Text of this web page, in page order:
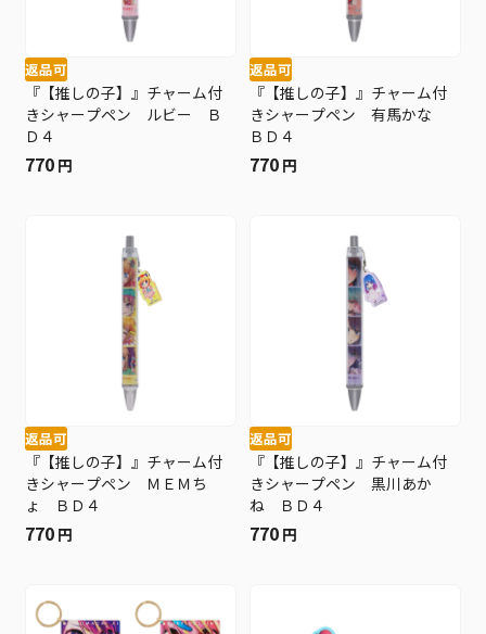
返品可
『【推しの子】』チャーム付
きシャープペン ルビー Ｂ
Ｄ４
770 円
返品可
『【推しの子】』チャーム付
きシャープペン 有馬かな
ＢＤ４
770 円
返品可
『【推しの子】』チャーム付
きシャープペン ＭＥＭち
ょ ＢＤ４
770 円
返品可
『【推しの子】』チャーム付
きシャープペン 黒川あか
ね ＢＤ４
770 円